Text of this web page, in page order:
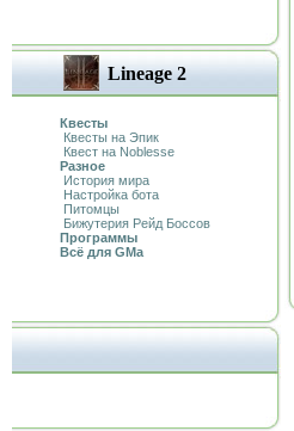
Lineage 2
Квесты
Квесты на Эпик
Квест на Noblesse
Разное
История мира
Настройка бота
Питомцы
Бижутерия Рейд Боссов
Программы
Всё для GMa